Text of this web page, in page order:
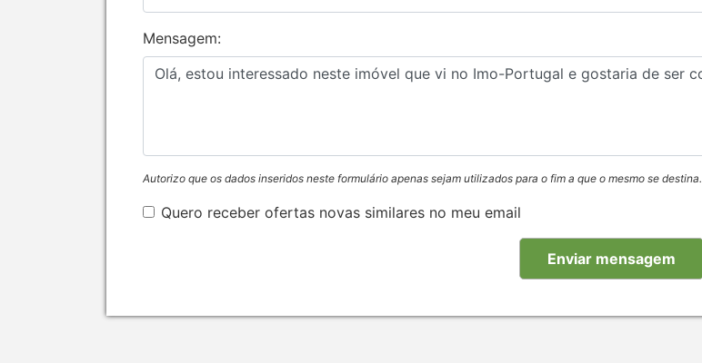
Mensagem:
Autorizo que os dados inseridos neste formulário apenas sejam utilizados para o fim a que o mesmo se destina.
Quero receber ofertas novas similares no meu email